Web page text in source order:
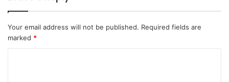
Your email address will not be published. Required fields are
marked *